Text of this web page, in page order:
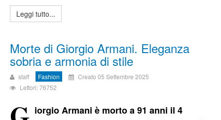
Leggi tutto...
Morte di Giorgio Armani. Eleganza
sobria e armonia di stile
staff Fashion
Creato 05 Settembre 2025
Lettori: 76752
iorgio Armani è morto a 91 anni il 4